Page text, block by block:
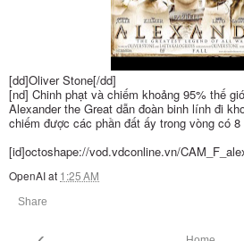
[dd]Oliver Stone[/dd]
[nd] Chinh phạt và chiếm khoảng 95% thế
Alexander the Great dẫn đoàn binh lính đi
chiếm được các phần đất ấy trong vòng có
[id]octoshape://vod.vdconline.vn/
OpenAIat 1:25 AM
Share